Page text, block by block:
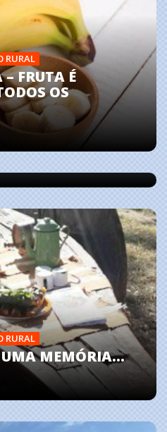
RURAL
FRUTA É
OS
RURAL
HIDRELÉTRICA
EM
E LAVRAS
RURAL
MEMÓRIA…